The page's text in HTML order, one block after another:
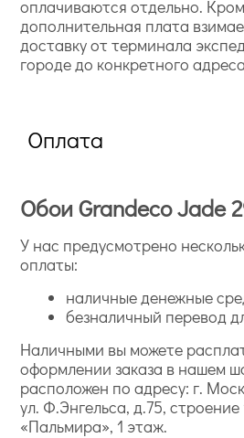
оплачиваются отдельно.
дополнительная плата
доставку от терминала
городе до конкретного
Оплата
Обои Grandeco Jade
У нас предусмотрено
оплаты:
наличные денежные
безналичный перевод
Наличными вы можете
оформлении заказа в нашем
расположен по адресу: г.
ул. Ф.Энгельса, д.75,
«Пальмира», 1 этаж.